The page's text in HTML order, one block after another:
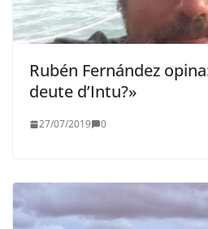
Rubén Fernández
deute d’Intu?»
27/07/2019 0